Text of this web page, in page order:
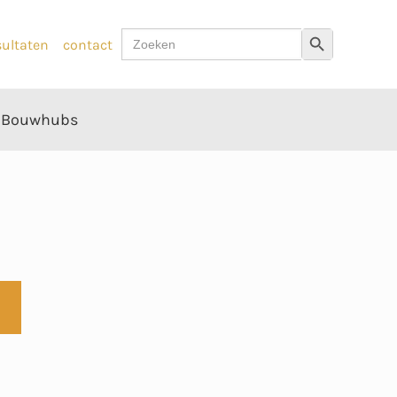
contact
Zoek
naar:
Zoekknop
Bouwhubs